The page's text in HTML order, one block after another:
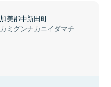
加美郡中新田町
カミグンナカニイダマチ